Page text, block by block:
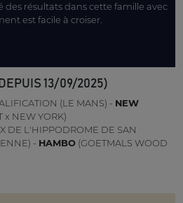
résultats dans cette famille avec
est facile à croiser.
13/09/2025)
(LE MANS) - NEW
x NEW YORK)
DE L'HIPPODROME DE SAN
- HAMBO(GOETMALS WOOD